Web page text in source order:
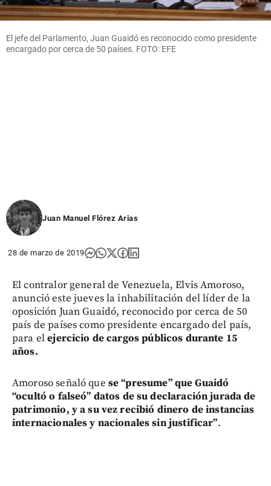
El jefe del Parlamento, Juan Guaidó es reconocido como presidente
encargado por cerca de 50 países. FOTO: EFE
Juan Manuel Flórez Arias
28 de marzo de 2019
El contralor general de Venezuela, Elvis Amoroso,
anunció este jueves la inhabilitación del líder de la
oposición Juan Guaidó, reconocido por cerca de 50
país de países como presidente encargado del país,
para elejercicio de cargos públicos durante 15
años.
Amoroso señaló que se “presume” que Guaidó
“ocultó o falseó” datos de su declaración jurada de
patrimonio, y a su vez recibió dinero de instancias
internacionales y nacionales sin justificar”.